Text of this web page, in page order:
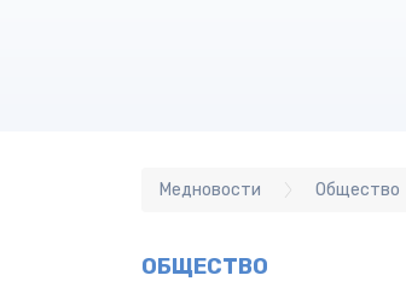
Медновости Общество
ОБЩЕСТВО